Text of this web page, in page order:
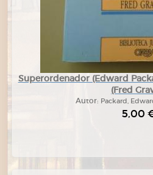
Superordenador (Edward
(Fred
Autor: Packard,
5,00